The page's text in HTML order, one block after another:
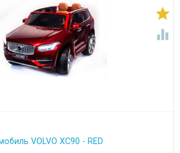


VOLVO XC90 - RED